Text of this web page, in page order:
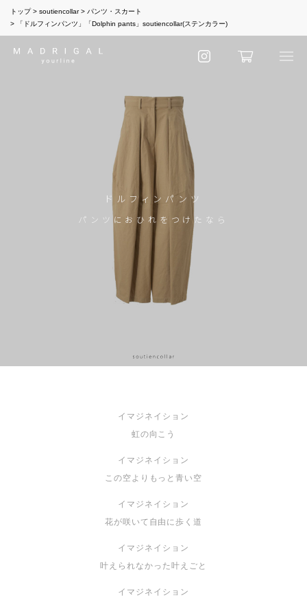
トップ soutiencollar
パンツ・スカート
「ドルフィンパンツ」「Dolphin pants」soutiencollar(ステンカラー)
ドルフィンパンツ
パンツにおひれをつけたなら
イマジネイション
虹の向こう
イマジネイション
この空よりもっと青い空
イマジネイション
花が咲いて自由に歩く道
イマジネイション
叶えられなかった叶えごと
イマジネイション